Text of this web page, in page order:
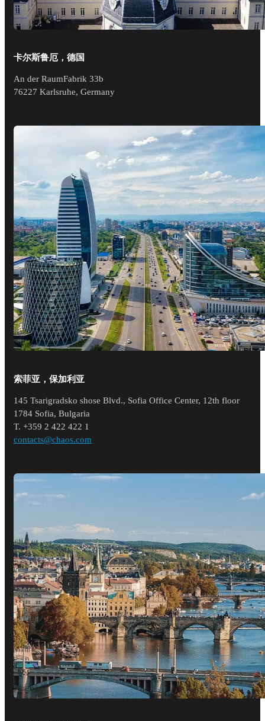
卡尔斯鲁厄，德国
An der RaumFabrik 33b
76227 Karlsruhe, Germany
索菲亚，保加利亚
145 Tsarigradsko shose Blvd., Sofia Office Center, 12th floor
1784 Sofia, Bulgaria
T. +359 2 422 422 1
contacts@chaos.com